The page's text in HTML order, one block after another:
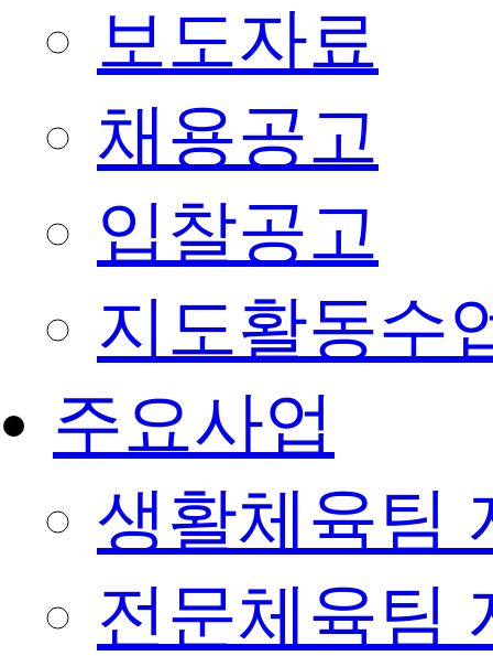
보도자료
채용공고
입찰공고
지도활동수
주요사업
생활체육팀
전문체육팀